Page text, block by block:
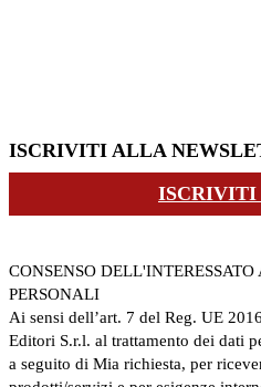
ISCRIVITI ALLA
ISCRIVITI
CONSENSO
PERSONALI
Ai sensi dell’art. 7 del Reg. UE
Editori S.r.l. al trattamento dei dati
a seguito di Mia richiesta, per